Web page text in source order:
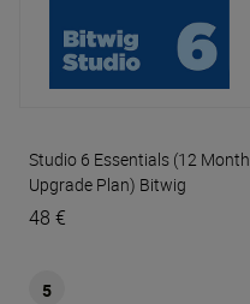
Studio 6 Essentials (12 Month
Upgrade Plan) Bitwig
48 €
5